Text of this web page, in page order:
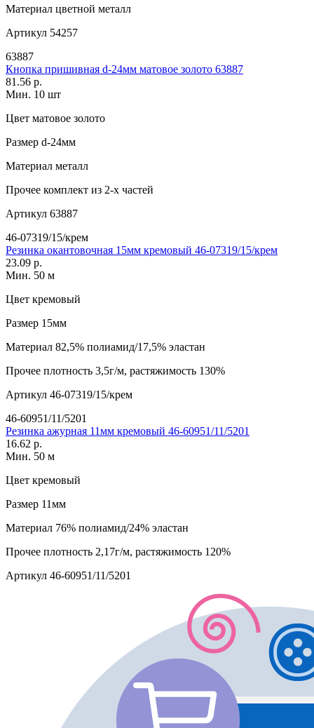
Материал цветной металл
Артикул 54257
63887
Кнопка пришивная d-24мм матовое золото 63887
81.56 р.
Мин. 10 шт
Цвет матовое золото
Размер d-24мм
Материал металл
Прочее комплект из 2-х частей
Артикул 63887
46-07319/15/крем
Резинка окантовочная 15мм кремовый 46-07319/15/крем
23.09 р.
Мин. 50 м
Цвет кремовый
Размер 15мм
Материал 82,5% полиамид/17,5% эластан
Прочее плотность 3,5г/м, растяжимость 130%
Артикул 46-07319/15/крем
46-60951/11/5201
Резинка ажурная 11мм кремовый 46-60951/11/5201
16.62 р.
Мин. 50 м
Цвет кремовый
Размер 11мм
Материал 76% полиамид/24% эластан
Прочее плотность 2,17г/м, растяжимость 120%
Артикул 46-60951/11/5201